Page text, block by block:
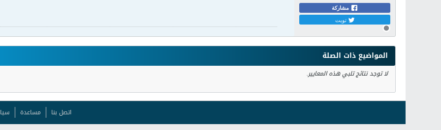
مشاركة
تويت
المواضيع ذات الصلة
لا توجد نتائج تلبي هذه المعايير.
اتصل بنا مساعدة